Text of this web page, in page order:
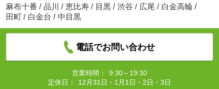
麻布十番 / 品川 / 恵比寿 / 目黒 / 渋谷 / 広尾 / 白金高輪 /
田町 / 白金台 / 中目黒
電話でお問い合わせ
営業時間：
9:30～19:30
定休日：
12月31日・1月1日・2日・3日